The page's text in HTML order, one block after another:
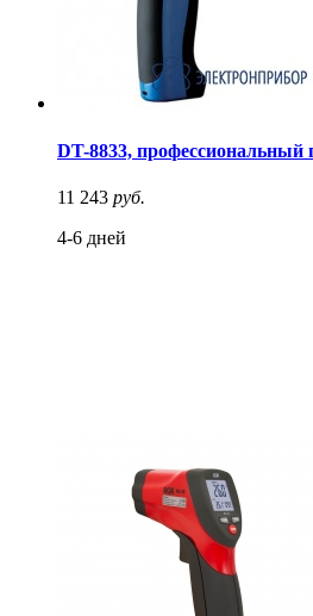
DT-8833, профессиональный
11 243 руб.
4-6 дней